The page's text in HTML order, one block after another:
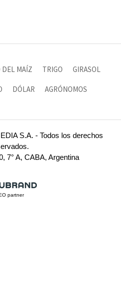
DEL MAÍZ TRIGO GIRASOL
DÓLAR AGRÓNOMOS
S.A. - Todos los derechos
7° A, CABA, Argentina
partner